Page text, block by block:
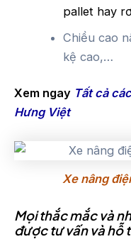
pallet hay
Chiều cao
kệ cao,…
Xem ngay Tất cả
Hưng Việt
Xe nâng
Mọi thắc mắc và
được tư vấn và hỗ